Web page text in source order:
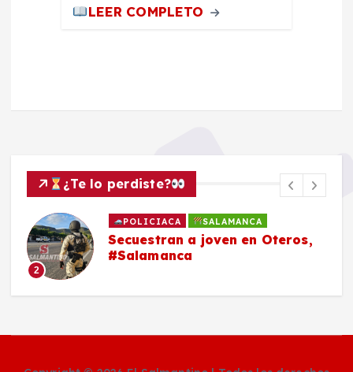
LEER COMPLETO
¿Te lo perdiste?
2
POLICIACA SALAMANCA
Secuestran a joven en Oteros,
#Salamanca